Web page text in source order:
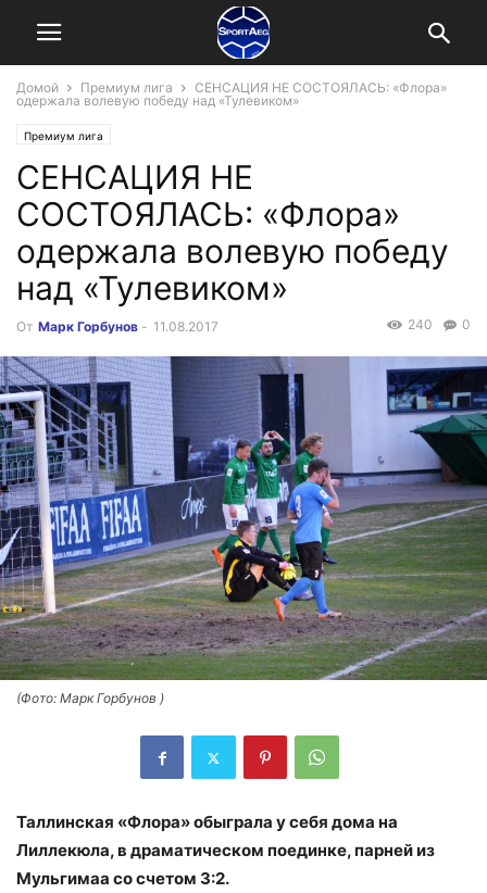
Домой Премиум лига
СЕНСАЦИЯ НЕ СОСТОЯЛАСЬ: «Флора»
одержала волевую победу над «Тулевиком»
Премиум лига
СЕНСАЦИЯ НЕ
СОСТОЯЛАСЬ: «Флора»
одержала волевую победу
над «Тулевиком»
От Марк Горбунов - 11.08.2017 0
240
(Фото: Марк Горбунов )
Таллинская «Флора» обыграла у себя дома на
Лиллекюла, в драматическом поединке, парней из
Мульгимаа со счетом 3:2.